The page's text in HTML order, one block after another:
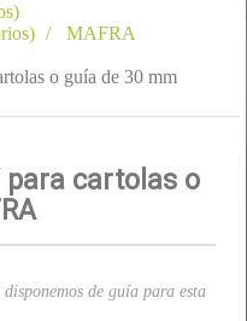
MAFRA
o guía de 30 mm
para cartolas o
de guía para esta